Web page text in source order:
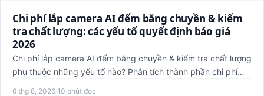
Chi phí lắp camera AI đếm băng chuyền & kiểm
tra chất lượng: các yếu tố quyết định báo giá
2026
Chi phí lắp camera AI đếm băng chuyền & kiểm tra chất lượng
phụ thuộc những yếu tố nào? Phân tích thành phần chi phí
6 thg 8, 2026·10 phút đọc